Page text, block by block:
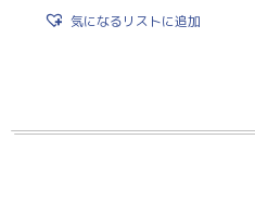
気になるリストに追加